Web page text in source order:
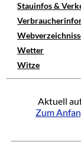
Stauinfos &
Wetter
Witze
Aktuell
Zum